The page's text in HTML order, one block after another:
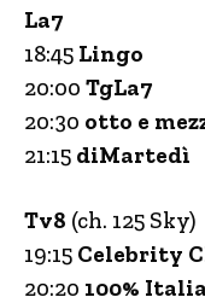
La7
18:45 Lingo
20:00 TgLa7
20:30 otto e
21:15 diMartedì
Tv8 (ch. 125 Sky)
19:15 Celebrity
20:20 100%